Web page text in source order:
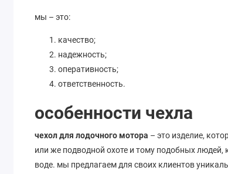
мы – это:
качество;
надежность;
оперативность;
ответственность.
особенности чехла
чехол для лодочного мотора – это изделие,
или же подводной охоте и тому подобных
воде. мы предлагаем для своих клиентов